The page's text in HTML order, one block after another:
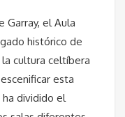
Garray, el Aula
histórico de
cultura celtíbera
esta
ha dividido el